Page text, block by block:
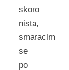
skoro
nista,
smaracim
se
po